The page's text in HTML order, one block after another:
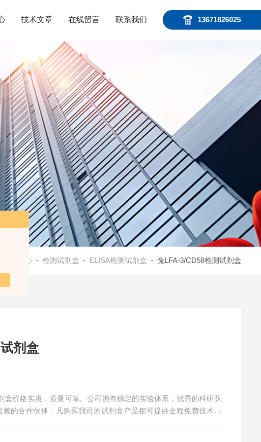
13671826025
技术文章 在线留言 联系我们
产品中心- 检测试剂盒 - ELISA检测试剂盒 - 兔LFA-3/CD58检测试剂盒
剂盒
盒价格实惠，质量可靠。公司拥有稳定的实验体系，优秀的科研队
的合作伙伴，凡购买我司的试剂盒产品都可提供全程免费技术指